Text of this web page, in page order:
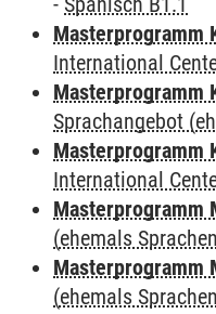
Masterprogramm
International
Masterprogramm
Sprachangebot
Masterprogramm
International
Masterprogramm
(ehemals
Masterprogramm
(ehemals